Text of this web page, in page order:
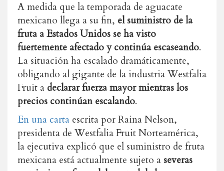
A medida que la temporada de aguacate
mexicano llega a su fin, el suministro de la
fruta a Estados Unidos se ha visto
fuertemente afectado y continúa escaseando.
La situación ha escalado dramáticamente,
obligando al gigante de la industria Westfalia
Fruit a declarar fuerza mayor mientras los
precios continúan escalando.
En una carta escrita por Raina Nelson,
presidenta de Westfalia Fruit Norteamérica,
la ejecutiva explicó que el suministro de fruta
mexicana está actualmente sujeto a severas